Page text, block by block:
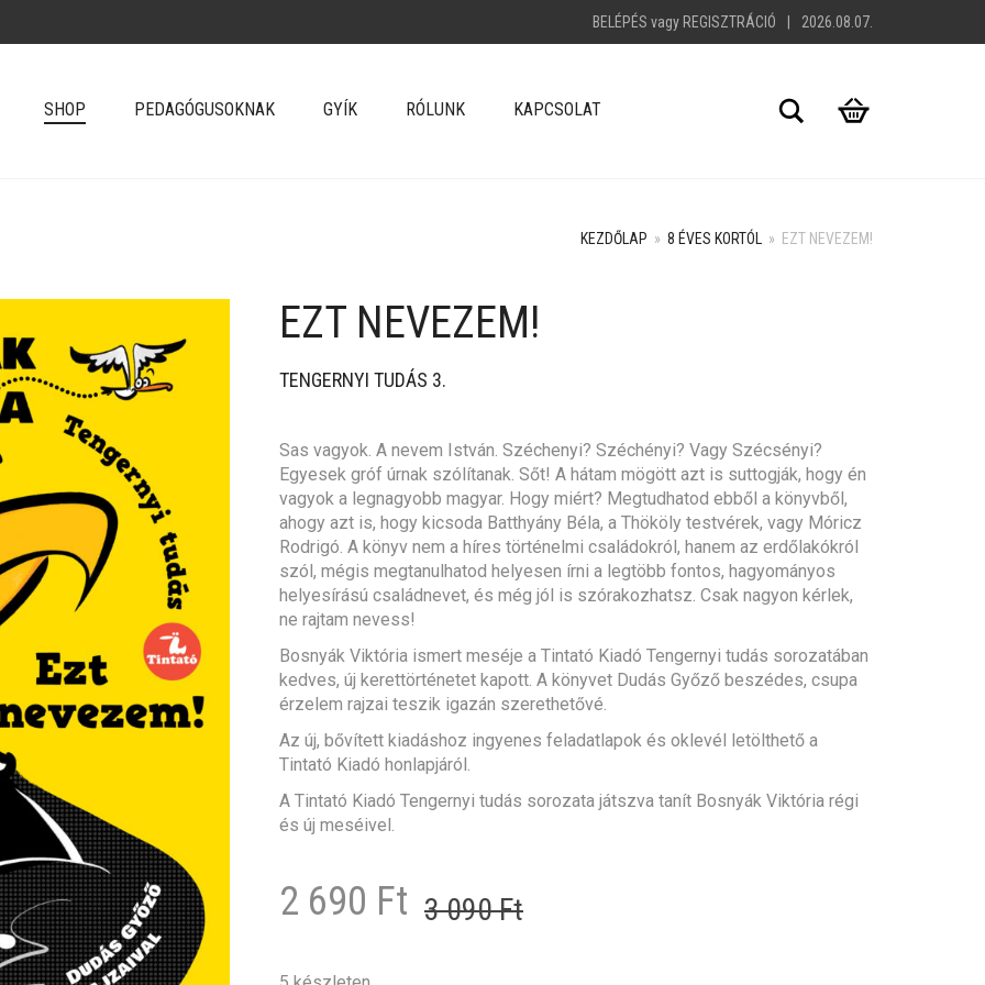
BELÉPÉS vagy REGISZTRÁCIÓ 2026.08.07.
SHOP PEDAGÓGUSOKNAK GYÍK RÓLUNK KAPCSOLAT Search
KEZDŐLAP » 8 ÉVES KORTÓL » EZT NEVEZEM!
+
EZT NEVEZEM!
TENGERNYI TUDÁS 3.
Sas vagyok. A nevem István. Széchenyi? Széchényi? Vagy Szécsényi?
Egyesek gróf úrnak szólítanak. Sőt! A hátam mögött azt is suttogják, hogy én
vagyok a legnagyobb magyar. Hogy miért? Megtudhatod ebből a könyvből,
ahogy azt is, hogy kicsoda Batthyány Béla, a Thököly testvérek, vagy Móricz
Rodrigó. A könyv nem a híres történelmi családokról, hanem az erdőlakókról
szól, mégis megtanulhatod helyesen írni a legtöbb fontos, hagyományos
helyesírású családnevet, és még jól is szórakozhatsz. Csak nagyon kérlek,
ne rajtam nevess!
Bosnyák Viktória ismert meséje a Tintató Kiadó Tengernyi tudás sorozatában
kedves, új kerettörténetet kapott. A könyvet Dudás Győző beszédes, csupa
érzelem rajzai teszik igazán szerethetővé.
Az új, bővített kiadáshoz ingyenes feladatlapok és oklevél letölthető a
Tintató Kiadó honlapjáról.
A Tintató Kiadó Tengernyi tudás sorozata játszva tanít Bosnyák Viktória régi
és új meséivel.
3 090FtOriginal
2 690 Ft
Current